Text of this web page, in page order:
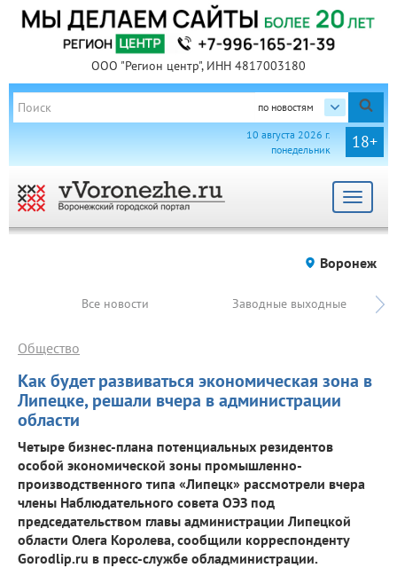
ООО "Регион центр", ИНН 4817003180
по новостям
18+
10 августа 2026 г.
понедельник
Toggle
Воронеж
Все новости Заводные выходные
Как будет развиваться экономическая зона в
Липецке, решали вчера в администрации
области
Общество
Четыре бизнес-плана потенциальных резидентов
особой экономической зоны промышленно-
производственного типа «Липецк» рассмотрели вчера
члены Наблюдательного совета ОЭЗ под
председательством главы администрации Липецкой
области Олега Королева, сообщили корреспонденту
Gorodlip.ru в пресс-службе обладминистрации.